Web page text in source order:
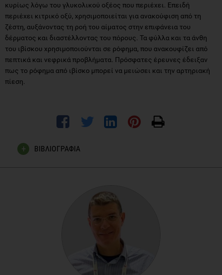
κυρίως λόγω του γλυκολικού οξέος που περιέχει. Επειδή
περιέχει κιτρικό οξύ, χρησιμοποιείται για ανακούφιση από τη
ζέστη, αυξάνοντας τη ροή του αίματος στην επιφάνεια του
δέρματος και διαστέλλοντας του πόρους. Τα φύλλα και τα άνθη
του ιβίσκου χρησιμοποιούνται σε ρόφημα, που ανακουφίζει από
πεπτικά και νεφρικά προβλήματα. Πρόσφατες έρευνες έδειξαν
πως το ρόφημα από ιβίσκο μπορεί να μειώσει και την αρτηριακή
πίεση.
ΒΙΒΛΙΟΓΡΑΦΙΑ
Cappelo G, Spezzafero M, Grossi L, Manzoli L, Marzio L.
Mintoil in the treatment of irritable bowel syndrome: A
prospective double blind placebo-controlled randomized trial.
Digestive and Liver Disease 2007;39 (6): 530-6.
Amsterdam JD, Li Y, Soeller l, Rockwell K, Mao JJ, Shults J. A
randomized, double-blind, placebo-controlled trial of oral